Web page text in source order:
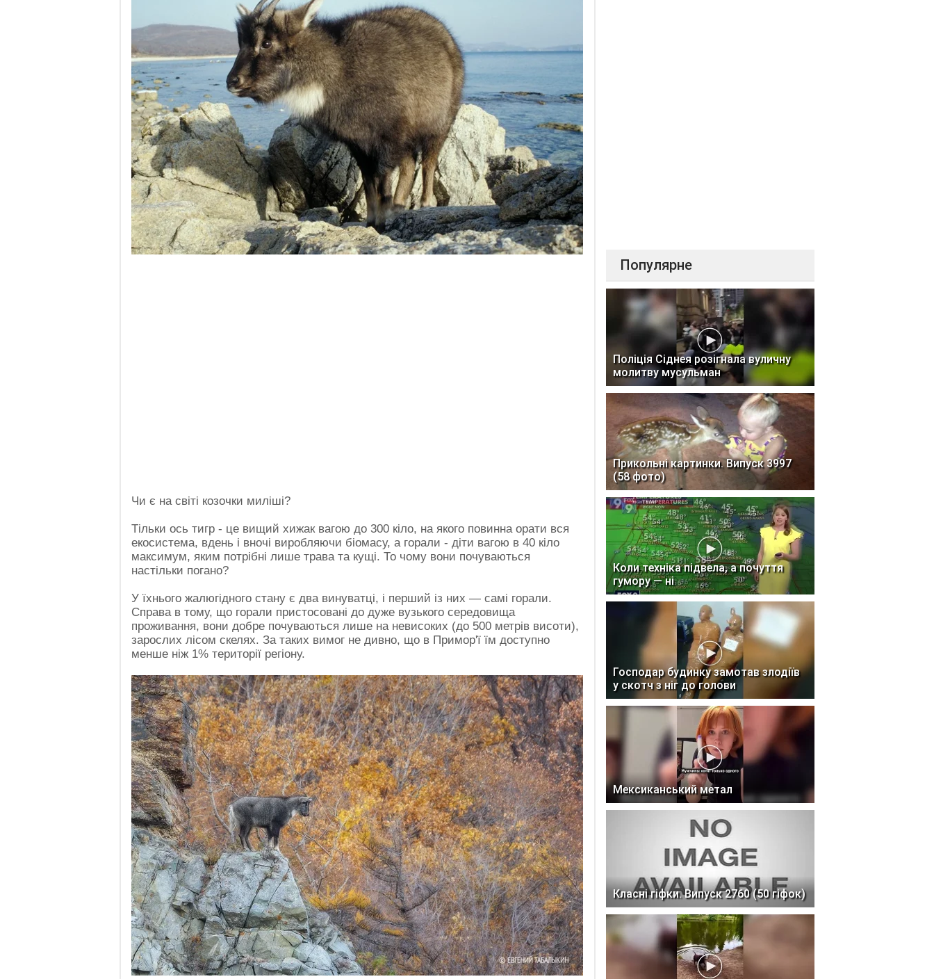
Чи є на світі козочки миліші?
Тільки ось тигр - це вищий хижак вагою до 300 кіло, на якого повинна орати вся
екосистема, вдень і вночі виробляючи біомасу, а горали - діти вагою в 40 кіло
максимум, яким потрібні лише трава та кущі. То чому вони почуваються
настільки погано?
У їхнього жалюгідного стану є два винуватці, і перший із них — самі горали.
Справа в тому, що горали пристосовані до дуже вузького середовища
проживання, вони добре почуваються лише на невисоких (до 500 метрів висоти),
зарослих лісом скелях. За таких вимог не дивно, що в Примор'ї їм доступно
менше ніж 1% території регіону.
Популярне
Поліція Сіднея розігнала вуличну
молитву мусульман
Прикольні картинки. Випуск 3997
(58 фото)
Коли техніка підвела, а почуття
гумору — ні
Господар будинку замотав злодіїв
у скотч з ніг до голови
Мексиканський метал
Класні гіфки. Випуск 2760 (50 гіфок)